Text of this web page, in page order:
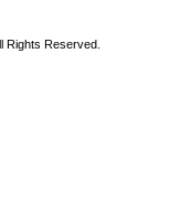
Rights Reserved.